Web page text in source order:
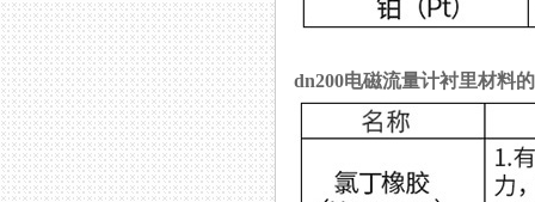
dn200电磁流量计衬里材料